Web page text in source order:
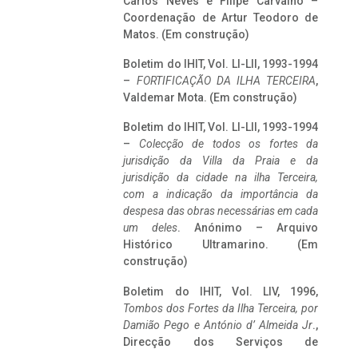
Coordenação de Artur Teodoro de
Matos. (Em construção)
Boletim do IHIT, Vol. LI-LII, 1993-1994
– FORTIFICAÇÃO DA ILHA TERCEIRA,
Valdemar Mota. (Em construção)
Boletim do IHIT, Vol. LI-LII, 1993-1994
– Colecção de todos os fortes da
jurisdição da Villa da Praia e da
jurisdição da cidade na ilha Terceira,
com a indicação da importância da
despesa das obras necessárias em cada
um deles. Anónimo – Arquivo
Histórico Ultramarino. (Em
construção)
Boletim do IHIT, Vol. LIV, 1996,
Tombos dos Fortes da Ilha Terceira, por
Damião Pego e António d’ Almeida Jr.,
Direcção dos Serviços de